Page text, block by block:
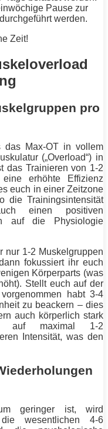
Pause zur
werden.
Zeit!
pro
das Max-OT in vollem
(„Overload“) in
das Trainieren von 1-2
erhöhte Effizienz
euch in einer Zeitzone
die Trainingsintensität
einen positiven
auf die Physiologie
nur 1-2 Muskelgruppen
fokussiert ihr euch
Körperparts (was
Stellt euch auf der
habt 3-4
zu beackern – dies
auch körperlich stark
auf maximal 1-2
Intensität, was den
geringer ist, wird
wesentlichen 4-6